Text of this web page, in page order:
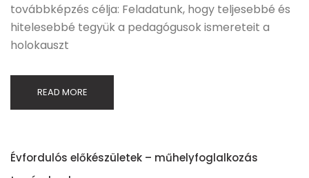
továbbképzés célja: Feladatunk, hogy teljesebbé és
hitelesebbé tegyük a pedagógusok ismereteit a
holokauszt
READ MORE
Évfordulós előkészületek – műhelyfoglalkozás